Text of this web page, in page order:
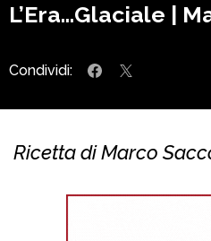
L’Era…Glaciale |
Condividi:
Ricetta di Marco